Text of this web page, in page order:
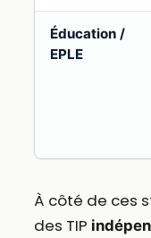
Éducation /
EPLE
À côté de ces
des TIP